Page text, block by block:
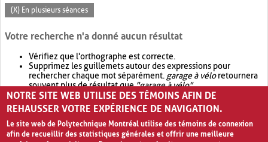
(X) En plusieurs séances
Votre recherche n'a donné aucun résultat
Vérifiez que l'orthographe est correcte.
Supprimez les guillemets autour des expressions pour
rechercher chaque mot séparément. garage à véloretournera
souvent plus de résultat que"garage à vélo".
Envisagez d'élargir votre recherche avec OR.garage OR vélo
retournera souvent plus de résultat quegarage à vélo
NOTRE SITE WEB UTILISE DES TÉMOINS AFIN DE
REHAUSSER VOTRE EXPÉRIENCE DE NAVIGATION.
Le site web de Polytechnique Montréal utilise des témoins de connexion
afin de recueillir des statistiques générales et offrir une meilleure